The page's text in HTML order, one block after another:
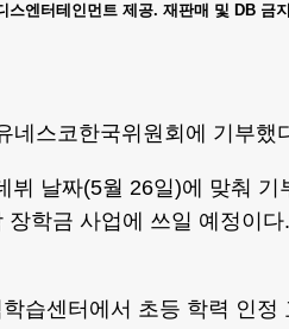
엔터테인먼트 제공. 재판매 및 DB 금
네스코한국위원회에 기부했
뷔 날짜(5월 26일)에 맞춰 기
학금 사업에 쓰일 예정이다.
습센터에서 초등 학력 인정